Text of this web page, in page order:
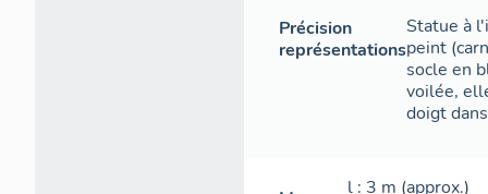
Précision
représentations
Statue à
peint
socle en
voilée,
doigt
l : 3 m (approx.)